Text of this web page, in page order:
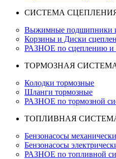
СИСТЕМА
Выжимные подшипники
Корзины и Диски
РАЗНОЕ по сцеплению
ТОРМОЗНАЯ
Колодки тормозные
Шланги тормозные
РАЗНОЕ по тормозной
ТОПЛИВНАЯ
Бензонасосы
Бензонасосы
РАЗНОЕ по топливной